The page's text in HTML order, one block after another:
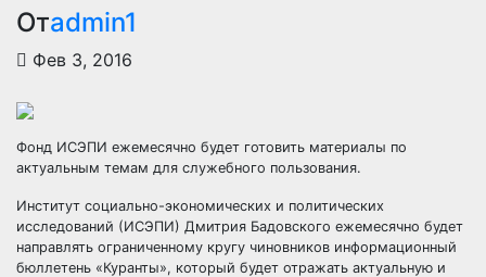
Отadmin1
Фев 3, 2016
Фонд ИСЭПИ ежемесячно будет готовить материалы по
актуальным темам для служебного пользования.
Институт социально-экономических и политических
исследований (ИСЭПИ) Дмитрия Бадовского ежемесячно будет
направлять ограниченному кругу чиновников информационный
бюллетень «Куранты», который будет отражать актуальную и